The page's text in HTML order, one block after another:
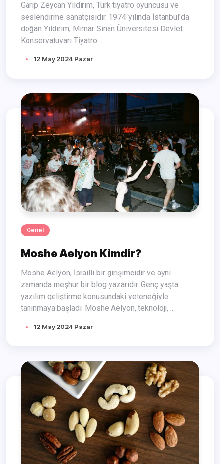
Garip Zeycan Yıldırım, Türk tiyatro oyuncusu ve
seslendirme sanatçısıdır. 1974 yılında İstanbul'da
doğan Yıldırım, Mimar Sinan Üniversitesi Devlet
Konservatuvarı Tiyatro ...
12 May 2024 Pazar
Genel
Moshe Aelyon Kimdir?
Moshe Aelyon, İsrailli bir girişimcidir ve aynı
zamanda meşhur bir blog yazarıdır. Genç yaşta
yazılım geliştirme konusundaki yeteneğiyle
tanınmaya başladı. Moshe Aelyon, teknoloji, ...
12 May 2024 Pazar